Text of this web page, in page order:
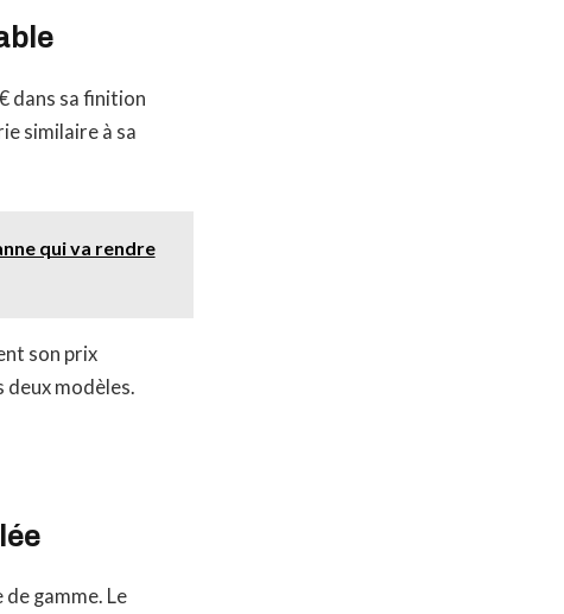
dans sa finition
similaire à sa
qui va rendre
son prix
modèles.
de gamme. Le